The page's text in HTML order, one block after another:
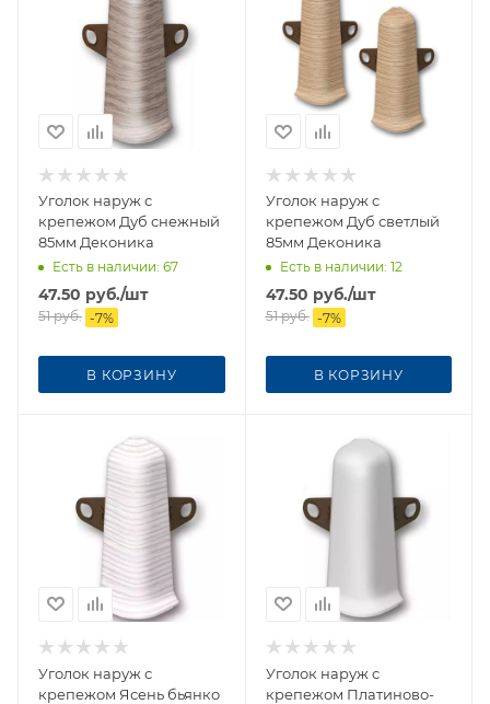
Уголок наруж с
крепежом Дуб снежный
85мм Деконика
Есть в наличии: 67
47.50 руб./шт
51руб. -7%
В КОРЗИНУ
Уголок наруж с
крепежом Дуб светлый
85мм Деконика
Есть в наличии: 12
47.50 руб./шт
51руб. -7%
В КОРЗИНУ
Уголок наруж с
крепежом Ясень бьянко
Уголок наруж с
крепежом Платиново-